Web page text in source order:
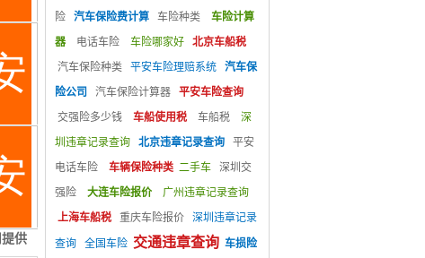
险
汽车保险费计算 车险种类
车险计算
器
电话车险 车险哪家好
北京车船税
汽车保险种类
平安车险理赔系统
汽车保
险公司
汽车保险计算器
平安车险查询
交强险多少钱
车船使用税 车船税
深
圳违章记录查询
北京违章记录查询
平安
电话车险
车辆保险种类 二手车
深圳交
强险
大连车险报价
广州违章记录查询
上海车船税
重庆车险报价 深圳违章记录
查询 全国车险 交通违章查询 车损险